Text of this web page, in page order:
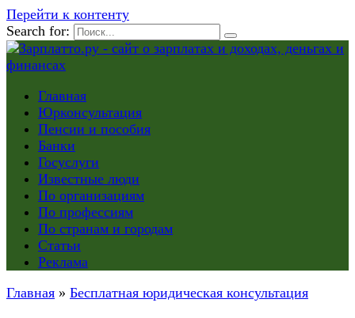
Перейти к контенту
Search for:
Главная
Юрконсультация
Пенсии и пособия
Банки
Госуслуги
Известные люди
По организациям
По профессиям
По странам и городам
Статьи
Реклама
Главная » Бесплатная юридическая консультация